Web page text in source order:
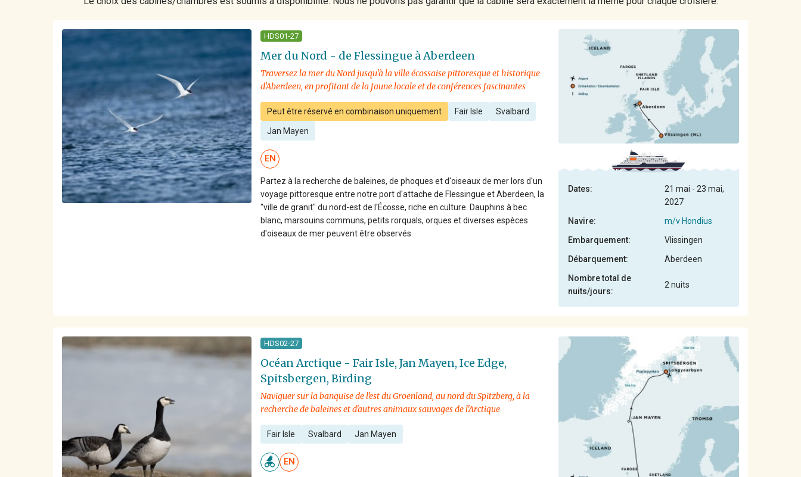
HDS01-27
Mer du Nord - de Flessingue à Aberdeen
Traversez la mer du Nord jusqu'à la ville écossaise pittoresque et historique
d'Aberdeen, en profitant de la faune locale et de conférences fascinantes
Peut être réservé en combinaison uniquement Fair Isle Svalbard
Jan Mayen
EN
Partez à la recherche de baleines, de phoques et d'oiseaux de mer lors d'un
voyage pittoresque entre notre port d'attache de Flessingue et Aberdeen, la
"ville de granit" du nord-est de l'Écosse, riche en culture. Dauphins à bec
blanc, marsouins communs, petits rorquals, orques et diverses espèces
d'oiseaux de mer peuvent être observés.
Dates:
21 mai - 23 mai,
2027
Navire:
m/v Hondius
Embarquement:
Vlissingen
Débarquement:
Aberdeen
Nombre total de
nuits/jours:
2 nuits
HDS02-27
Océan Arctique - Fair Isle, Jan Mayen, Ice Edge,
Spitsbergen, Birding
Naviguer sur la banquise de l'est du Groenland, au nord du Spitzberg, à la
recherche de baleines et d'autres animaux sauvages de l'Arctique
Fair Isle Svalbard Jan Mayen
EN